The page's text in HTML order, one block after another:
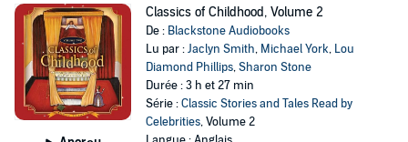
Classics of Childhood, Volume 2
De : Blackstone Audiobooks
Lu par :Jaclyn Smith, Michael York, Lou
Diamond Phillips,Sharon Stone
Durée : 3 h et 27 min
Série :Classic Stories and Tales Read by
Celebrities, Volume 2